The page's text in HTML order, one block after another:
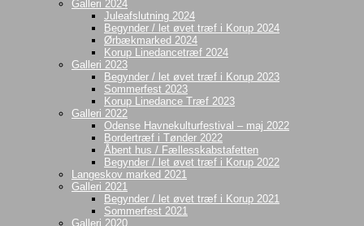
Galleri 2024
Juleafslutning 2024
Begynder / let øvet træf i Korup 2024
Ørbækmarked 2024
Korup Linedancetræf 2024
Galleri 2023
Begynder / let øvet træf i Korup 2023
Sommerfest 2023
Korup Linedance Træf 2023
Galleri 2022
Odense Havnekulturfestival – maj 2022
Bordertræf i Tønder 2022
Åbent hus / Fællesskabstafetten
Begynder / let øvet træf i Korup 2022
Langeskov marked 2021
Galleri 2021
Begynder / let øvet træf i Korup 2021
Sommerfest 2021
Galleri 2020